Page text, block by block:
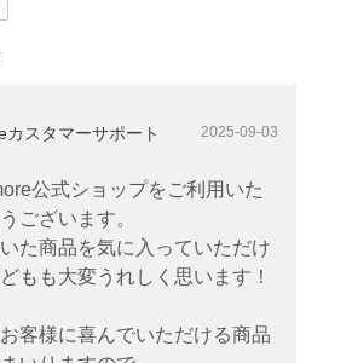
カスタマーサポート 2025-09-03
公式ショップをご利用いた
ございます。
た商品を気に入っていただけ
もも大変うれしく思います！
客様に喜んでいただける商品